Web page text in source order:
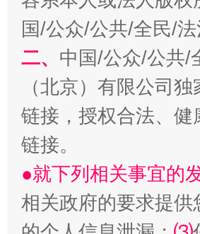
“刷贴”乱象丛生
国/公众/公共/全民/
二、 中国/公众/公共/
（北京）有限公司
链接，授权合法、
链接。
●就下列相关事宜的
相关政府的要求提供